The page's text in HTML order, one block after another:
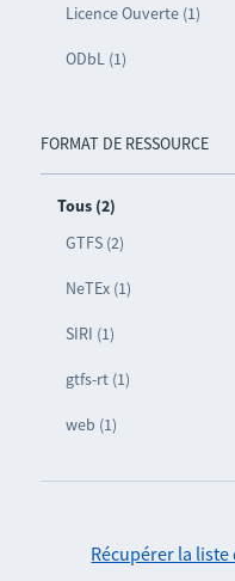
Licence Ouverte (1)
ODbL (1)
FORMAT DE RESSOURCE
Tous (2)
GTFS (2)
NeTEx (1)
SIRI (1)
gtfs-rt (1)
web (1)
Récupérer la liste